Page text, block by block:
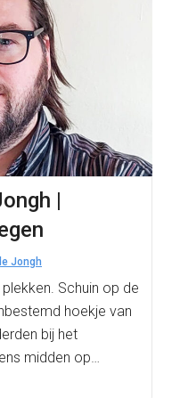
|
Jongh
Schuin op de
hoekje van
bij het
midden op…